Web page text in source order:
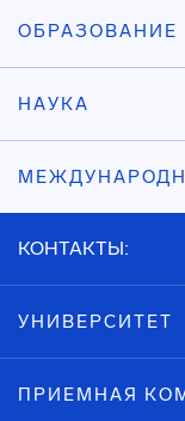
ОБРАЗОВАНИЕ
НАУКА
КОНТАКТЫ:
УНИВЕРСИТЕТ
ПРИЕМНАЯ